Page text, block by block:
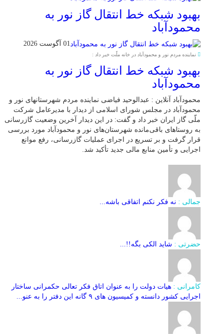
بهبود شبکه خط انتقال گاز نور به
محمودآباد
01 آگوست 2026
نماینده مردم نور و محمودآباد در خانه ملّت خبر داد :
بهبود شبکه خط انتقال گاز نور به
محمودآباد
محمودآباد آنلاین : عبدالوحید فیاضی نماینده مردم شهرستانهای نور و
محمودآباد در مجلس شورای اسلامی از دیدار با مدیرعامل شرکت
ملّی گاز ایران خبر داد و گفت: در این دیدار آخرین وضعیت گازرسانی
به روستاهای باقی‌مانده شهرستان‌های نور و محمودآباد مورد بررسی
قرار گرفت و بر تسریع در اجرای عملیات گازرسانی، رفع موانع
اجرایی و تأمین منابع مالی جدید تأکید شد.
جمالی : نه فکر نکنم اتفاقی باشه...
حضرتی : شاید الکی بگه!!...
کامرانی : هیات دولت را به عنوان اتاق فکر تعالی حکمرانی ساختار
اجرایی کشور دانسته و کمیسیون های ۹ گانه این دفتر را به عنو...